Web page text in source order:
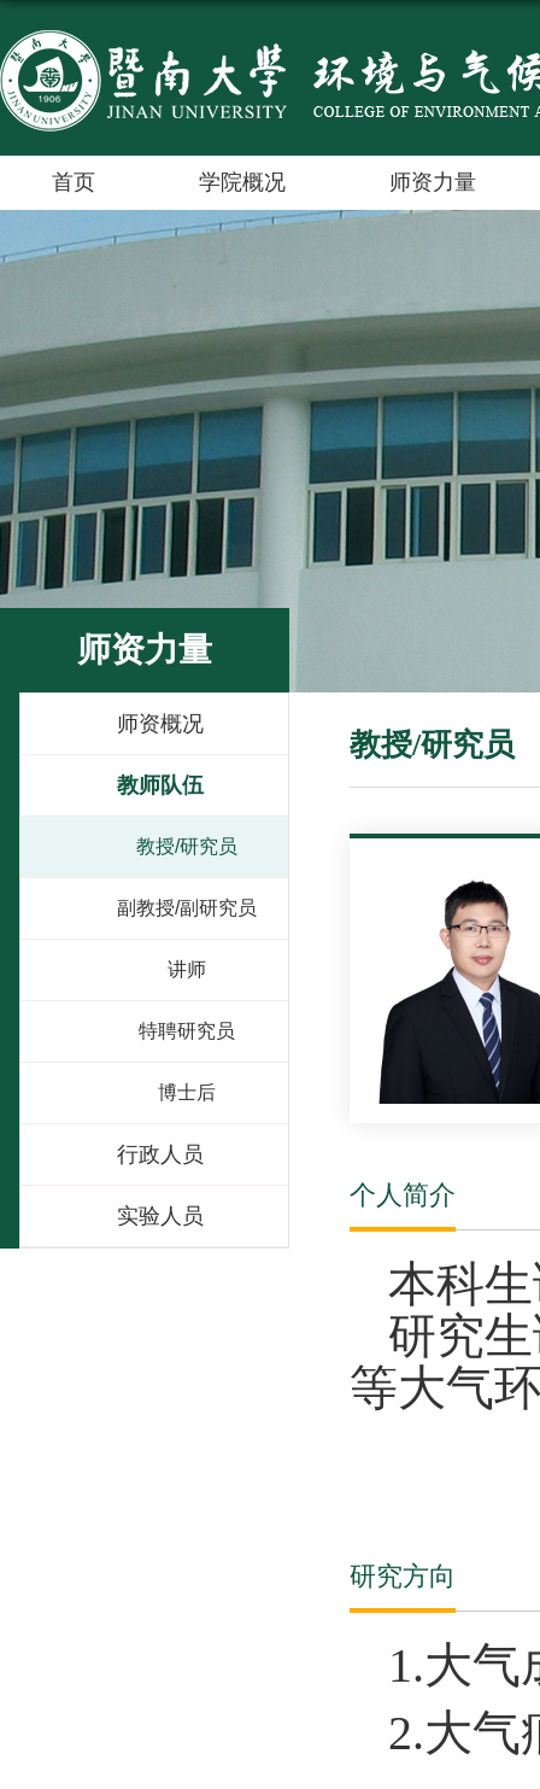
首页 学院概况 师资力量
师资力量
师资概况
教师队伍
教授/研究员
副教授/副研究员
讲师
特聘研究员
博士后
行政人员
实验人员
教授/研究员
个人简介
本科
研究
等大气
研究方向
1.大气
2.大气